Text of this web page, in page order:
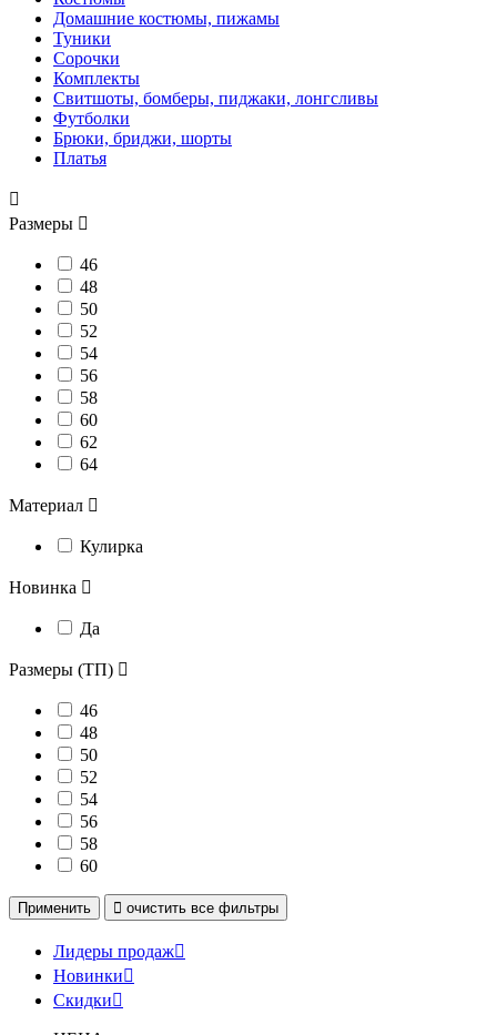
Домашние костюмы, пижамы
Туники
Сорочки
Комплекты
Свитшоты, бомберы, пиджаки, лонгсливы
Футболки
Брюки, бриджи, шорты
Платья

Размеры 
46
48
50
52
54
56
58
60
62
64
Материал 
Кулирка
Новинка 
Да
Размеры (ТП) 
46
48
50
52
54
56
58
60
Применить  очистить все фильтры
Лидеры продаж
Новинки
Скидки